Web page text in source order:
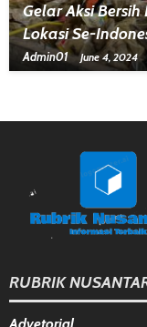
Gelar Aksi
Lokasi Se-
Admin01 June 4, 2024
RUBRIK
Advetorial